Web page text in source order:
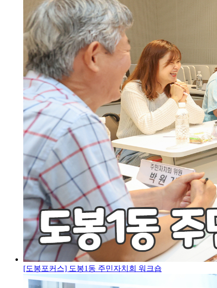
[도봉포커스] 도봉1동 주민자치회 워크숍